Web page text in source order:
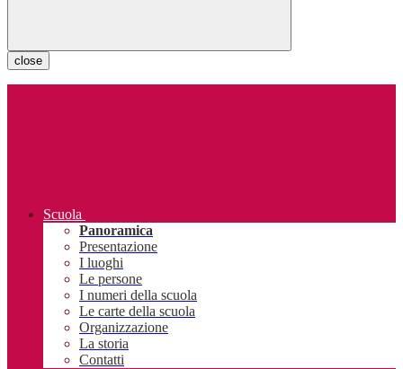
close
Scuola
Panoramica
Presentazione
I luoghi
Le persone
I numeri della scuola
Le carte della scuola
Organizzazione
La storia
Contatti